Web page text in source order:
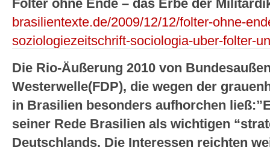
Folter ohne Ende – das Erbe der
brasilientexte.de/2009/12/12/folter-ohne-
soziologiezeitschrift-sociologia-uber-folter-
Die Rio-Äußerung 2010 von
Westerwelle(FDP), die wegen der
in Brasilien besonders aufhorchen
seiner Rede Brasilien als wichtigen
Deutschlands. Die Interessen reichten